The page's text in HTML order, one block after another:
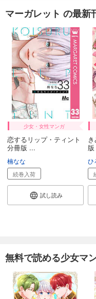
マーガレット の最新
少女・女性マンガ
恋するリップ・ティント
分冊版 ...
楠なな
続巻入荷
試し読み
ひ
無料で読める少女マ